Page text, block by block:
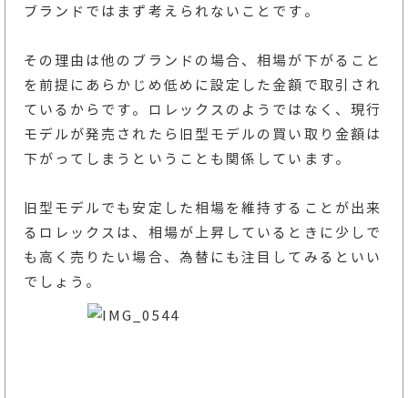
ブランドではまず考えられないことです。
その理由は他のブランドの場合、相場が下がること
を前提にあらかじめ低めに設定した金額で取引され
ているからです。ロレックスのようではなく、現行
モデルが発売されたら旧型モデルの買い取り金額は
下がってしまうということも関係しています。
旧型モデルでも安定した相場を維持することが出来
るロレックスは、相場が上昇しているときに少しで
も高く売りたい場合、為替にも注目してみるといい
でしょう。